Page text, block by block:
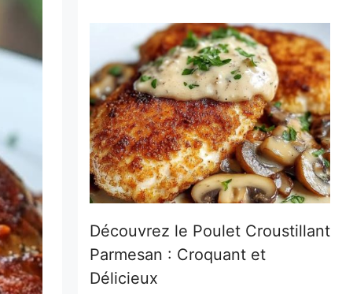
Découvrez le Poulet Croustillant
Parmesan : Croquant et
Délicieux